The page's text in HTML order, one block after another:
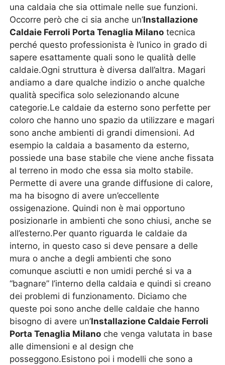
una caldaia che sia ottimale nelle sue funzioni.
Occorre però che ci sia anche un’Installazione
Caldaie Ferroli Porta Tenaglia Milano tecnica
perché questo professionista è l’unico in grado di
sapere esattamente quali sono le qualità delle
caldaie.Ogni struttura è diversa dall’altra. Magari
andiamo a dare qualche indizio o anche qualche
qualità specifica solo selezionando alcune
categorie.Le caldaie da esterno sono perfette per
coloro che hanno uno spazio da utilizzare e magari
sono anche ambienti di grandi dimensioni. Ad
esempio la caldaia a basamento da esterno,
possiede una base stabile che viene anche fissata
al terreno in modo che essa sia molto stabile.
Permette di avere una grande diffusione di calore,
ma ha bisogno di avere un’eccellente
ossigenazione. Quindi non è mai opportuno
posizionarle in ambienti che sono chiusi, anche se
all’esterno.Per quanto riguarda le caldaie da
interno, in questo caso si deve pensare a delle
mura o anche a degli ambienti che sono
comunque asciutti e non umidi perché si va a
“bagnare” l’interno della caldaia e quindi si creano
dei problemi di funzionamento. Diciamo che
queste poi sono anche delle caldaie che hanno
bisogno di avere un’Installazione Caldaie Ferroli
Porta Tenaglia Milano che venga valutata in base
alle dimensioni e al design che
posseggono.Esistono poi i modelli che sono a